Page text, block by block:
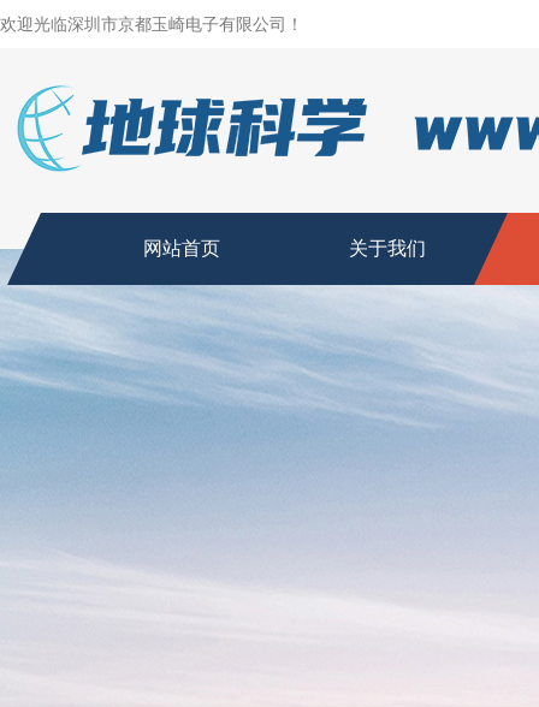
欢迎光临深圳市京都玉崎电子有限公司！
网站首页 关于我们